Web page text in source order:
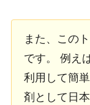
また、この
です。 例え
利用して簡
剤として日